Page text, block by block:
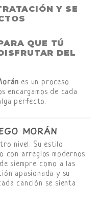
Y SE
QUE TÚ
DEL
es un proceso
encargamos de cada
perfecto.
MORÁN
nivel. Su estilo
con arreglos modernos
siempre como a las
apasionada y su
canción se sienta